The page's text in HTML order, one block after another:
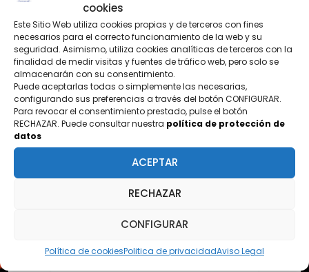
cookies
Este Sitio Web utiliza cookies propias y de terceros con fines
necesarios para el correcto funcionamiento de la web y su
seguridad. Asimismo, utiliza cookies analíticas de terceros con la
finalidad de medir visitas y fuentes de tráfico web, pero solo se
almacenarán con su consentimiento.
Puede aceptarlas todas o simplemente las necesarias,
configurando sus preferencias a través del botón CONFIGURAR.
Para revocar el consentimiento prestado, pulse el botón
RECHAZAR. Puede consultar nuestra política de protección de
datos
ACEPTAR
RECHAZAR
CONFIGURAR
Política de cookiesPolitica de privacidadAviso Legal
CONTÁCTANOS
¿TIENES PREGUNTAS?
Nombre
Email